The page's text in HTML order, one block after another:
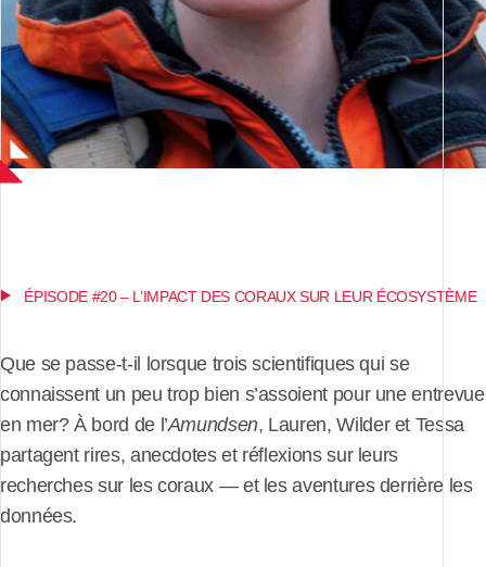
ÉPISODE #20 – L’IMPACT DES CORAUX SUR LEUR ÉCOSYSTÈME
Que se passe-t-il lorsque trois scientifiques qui se
connaissent un peu trop bien s’assoient pour une entrevue
en mer? À bord de l’Amundsen, Lauren, Wilder et Tessa
partagent rires, anecdotes et réflexions sur leurs
recherches sur les coraux — et les aventures derrière les
données.